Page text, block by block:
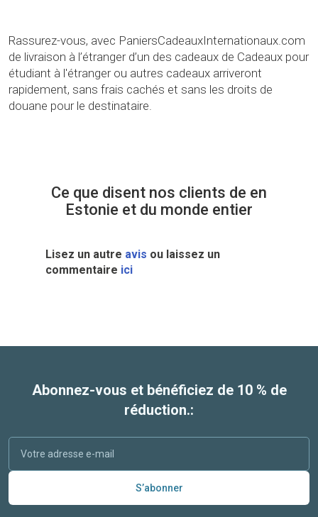
Rassurez-vous, avec PaniersCadeauxInternationaux.com
de livraison à l’étranger d’un des cadeaux de Cadeaux pour
étudiant à l'étranger ou autres cadeaux arriveront
rapidement, sans frais cachés et sans les droits de
douane pour le destinataire.
Ce que disent nos clients de en
Estonie et du monde entier
Lisez un autre avis ou laissez un
commentaire ici
Abonnez-vous et bénéficiez de 10 % de
réduction.:
S’abonner